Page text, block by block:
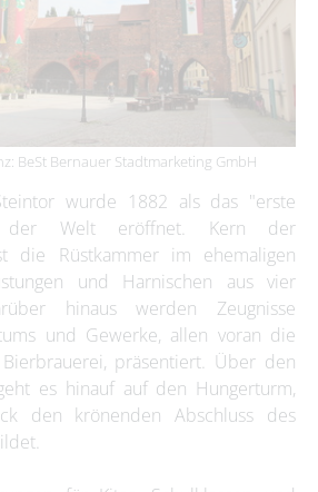
BeSt Bernauer Stadtmarketing GmbH
wurde 1882 als das "erste
der Welt eröffnet. Kern der
die Rüstkammer im ehemaligen
und Harnischen aus vier
hinaus werden Zeugnisse
und Gewerke, allen voran die
präsentiert. Über den
es hinauf auf den Hungerturm,
den krönenden Abschluss des